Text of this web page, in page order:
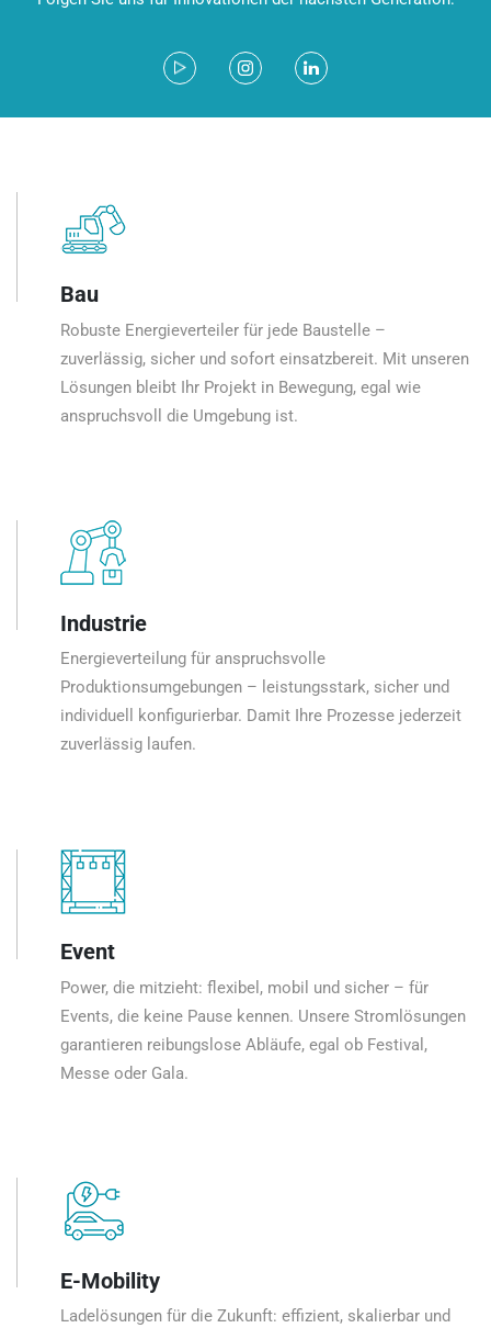
Bau
Robuste Energieverteiler für jede Baustelle –
zuverlässig, sicher und sofort einsatzbereit. Mit unseren
Lösungen bleibt Ihr Projekt in Bewegung, egal wie
anspruchsvoll die Umgebung ist.
Industrie
Energieverteilung für anspruchsvolle
Produktionsumgebungen – leistungsstark, sicher und
individuell konfigurierbar. Damit Ihre Prozesse jederzeit
zuverlässig laufen.
Event
Power, die mitzieht: flexibel, mobil und sicher – für
Events, die keine Pause kennen. Unsere Stromlösungen
garantieren reibungslose Abläufe, egal ob Festival,
Messe oder Gala.
E-Mobility
Ladelösungen für die Zukunft: effizient, skalierbar und